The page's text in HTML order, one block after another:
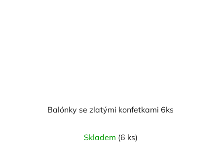
Balónky se zlatými konfetkami 6ks
hodnocení
Skladem (6 ks)